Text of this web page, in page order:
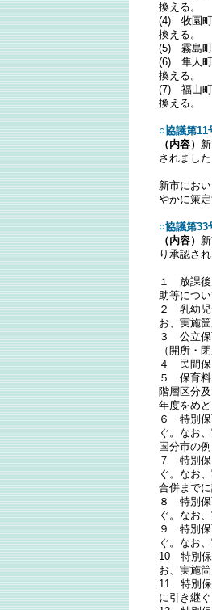
換える。
(4) 牧園町
換える。
(5) 霧島町
(6) 隼人町
換える。
(7) 福山町
換える。
○協議第
（内容）
されました
新市にお
やかに策定
○協議第
（内容）
り承認され
１ 放課後
助等につ
２ 乳幼児
お、実施
３ 公立保
（開所・
４ 民間保
５ 保育料
階層区分
年度をめ
６ 特別保
ぐ。なお
国分市の
７ 特別保
ぐ。なお
合併までに
８ 特別保
ぐ。なお
９ 特別保
ぐ。なお
10 特別保
お、実施
11 特別保
に引き継